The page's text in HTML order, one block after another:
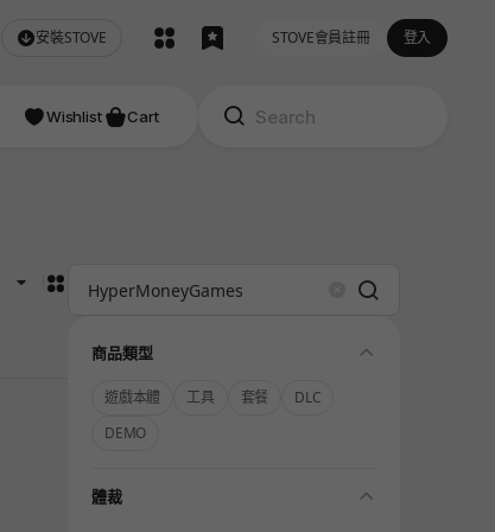
安裝STOVE STOVE會員註冊 登入
Studio
Wishlist Cart
카드형 ClearSearch
商品類型 folding
遊戲本體 工具 套餐
DLC
DEMO
體裁 folding